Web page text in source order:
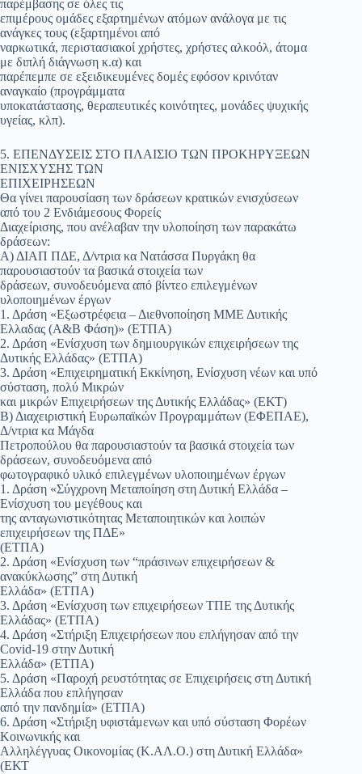
παρέμβασης σε όλες τις
επιμέρους ομάδες εξαρτημένων ατόμων ανάλογα με τις
ανάγκες τους (εξαρτημένοι από
ναρκωτικά, περιστασιακοί χρήστες, χρήστες αλκοόλ, άτομα
με διπλή διάγνωση κ.α) και
παρέπεμπε σε εξειδικευμένες δομές εφόσον κρινόταν
αναγκαίο (προγράμματα
υποκατάστασης, θεραπευτικές κοινότητες, μονάδες ψυχικής
υγείας, κλπ).
5. ΕΠΕΝΔΥΣΕΙΣ ΣΤΟ ΠΛΑΙΣΙΟ ΤΩΝ ΠΡΟΚΗΡΥΞΕΩΝ
ΕΝΙΣΧΥΣΗΣ ΤΩΝ
ΕΠΙΧΕΙΡΗΣΕΩΝ
Θα γίνει παρουσίαση των δράσεων κρατικών ενισχύσεων
από του 2 Ενδιάμεσους Φορείς
Διαχείρισης, που ανέλαβαν την υλοποίηση των παρακάτω
δράσεων:
Α) ΔΙΑΠ ΠΔΕ, Δ/ντρια κα Νατάσσα Πυργάκη θα
παρουσιαστούν τα βασικά στοιχεία των
δράσεων, συνοδευόμενα από βίντεο επιλεγμένων
υλοποιημένων έργων
1. Δράση «Εξωστρέφεια – Διεθνοποίηση ΜΜΕ Δυτικής
Ελλαδας (Α&Β Φάση)» (ΕΤΠΑ)
2. Δράση «Ενίσχυση των δημιουργικών επιχειρήσεων της
Δυτικής Ελλάδας» (ΕΤΠΑ)
3. Δράση «Επιχειρηματική Εκκίνηση, Ενίσχυση νέων και υπό
σύσταση, πολύ Μικρών
και μικρών Επιχειρήσεων της Δυτικής Ελλάδας» (ΕΚΤ)
Β) Διαχειριστική Ευρωπαϊκών Προγραμμάτων (ΕΦΕΠΑΕ),
Δ/ντρια κα Μάγδα
Πετροπούλου θα παρουσιαστούν τα βασικά στοιχεία των
δράσεων, συνοδευόμενα από
φωτογραφικό υλικό επιλεγμένων υλοποιημένων έργων
1. Δράση «Σύγχρονη Μεταποίηση στη Δυτική Ελλάδα –
Ενίσχυση του μεγέθους και
της ανταγωνιστικότητας Μεταποιητικών και λοιπών
επιχειρήσεων της ΠΔΕ»
(ΕΤΠΑ)
2. Δράση «Ενίσχυση των “πράσινων επιχειρήσεων &
ανακύκλωσης” στη Δυτική
Ελλάδα» (ΕΤΠΑ)
3. Δράση «Ενίσχυση των επιχειρήσεων ΤΠΕ της Δυτικής
Ελλάδας» (ΕΤΠΑ)
4. Δράση «Στήριξη Επιχειρήσεων που επλήγησαν από την
Covid-19 στην Δυτική
Ελλάδα» (ΕΤΠΑ)
5. Δράση «Παροχή ρευστότητας σε Επιχειρήσεις στη Δυτική
Ελλάδα που επλήγησαν
από την πανδημία» (ΕΤΠΑ)
6. Δράση «Στήριξη υφιστάμενων και υπό σύσταση Φορέων
Κοινωνικής και
Αλληλέγγυας Οικονομίας (Κ.ΑΛ.Ο.) στη Δυτική Ελλάδα»
(ΕΚΤ